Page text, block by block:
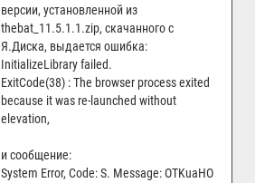
версии, установленной из
thebat_11.5.1.1.zip, скачанного с
Я.Диска, выдается ошибка:
InitializeLibrary failed.
ExitCode(38) : The browser process exited
because it was re-launched without
elevation,
и сообщение:
System Error, Code: S. Message: OTKuaHO